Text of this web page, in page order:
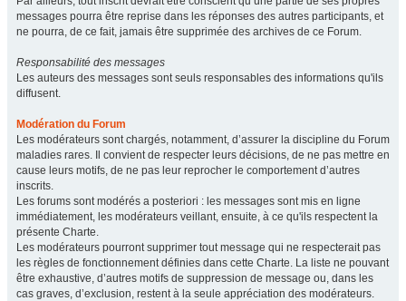
messages pourra être reprise dans les réponses des autres participants, et
ne pourra, de ce fait, jamais être supprimée des archives de ce Forum.
Responsabilité des messages
Les auteurs des messages sont seuls responsables des informations qu'ils
diffusent.
Modération du Forum
Les modérateurs sont chargés, notamment, d’assurer la discipline du Forum
maladies rares. Il convient de respecter leurs décisions, de ne pas mettre en
cause leurs motifs, de ne pas leur reprocher le comportement d’autres
inscrits.
Les forums sont modérés a posteriori : les messages sont mis en ligne
immédiatement, les modérateurs veillant, ensuite, à ce qu'ils respectent la
présente Charte.
Les modérateurs pourront supprimer tout message qui ne respecterait pas
les règles de fonctionnement définies dans cette Charte. La liste ne pouvant
être exhaustive, d’autres motifs de suppression de message ou, dans les
cas graves, d’exclusion, restent à la seule appréciation des modérateurs.